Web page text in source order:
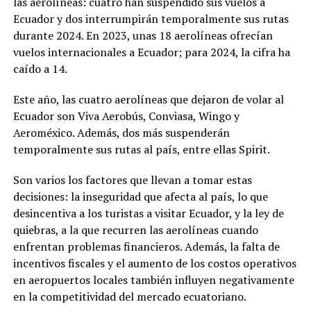
Ecuador y dos interrumpirán temporalmente sus rutas
durante 2024. En 2023, unas 18 aerolíneas ofrecían
vuelos internacionales a Ecuador; para 2024, la cifra ha
caído a 14.
Este año, las cuatro aerolíneas que dejaron de volar al
Ecuador son Viva Aerobús, Conviasa, Wingo y
Aeroméxico. Además, dos más suspenderán
temporalmente sus rutas al país, entre ellas Spirit.
Son varios los factores que llevan a tomar estas
decisiones: la inseguridad que afecta al país, lo que
desincentiva a los turistas a visitar Ecuador, y la ley de
quiebras, a la que recurren las aerolíneas cuando
enfrentan problemas financieros. Además, la falta de
incentivos fiscales y el aumento de los costos operativos
en aeropuertos locales también influyen negativamente
en la competitividad del mercado ecuatoriano.